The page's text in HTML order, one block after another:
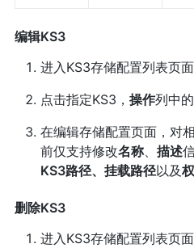
编辑KS3
进入KS3存储配置列表页面
点击指定KS3， 操作列中的
在编辑存储配置页面，对
前仅支持修改名称、 描述
KS3路径、挂载路径以及
删除KS3
进入KS3存储配置列表页面